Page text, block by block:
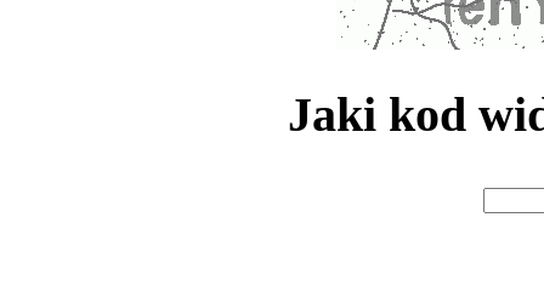
Jaki kod